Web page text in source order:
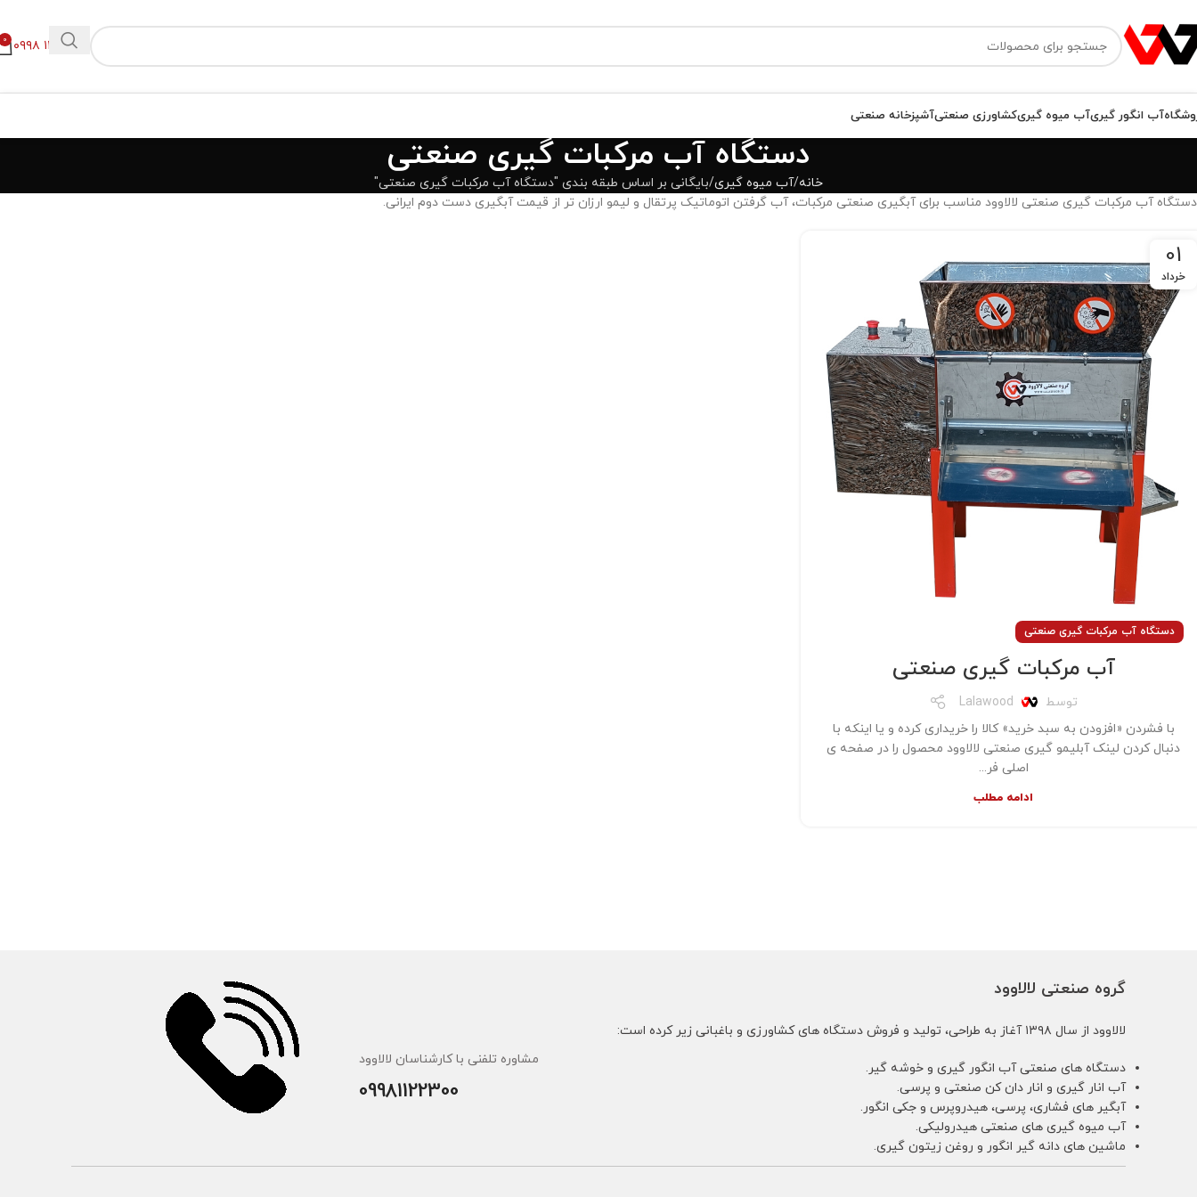
۰۹۹۸ ۱۱۲ ۲۳۰۰ 0
آب انگور گیریآب میوه گیریکشاورزی صنعتیآشپزخانه صنعتی
دستگاه آب مرکبات گیری صنعتی
خانه آب میوه گیری بایگانی بر اساس طبقه بندی "دستگاه آب مرکبات گیری صنعتی"
دستگاه آب مرکبات گیری صنعتی لالاوود مناسب برای آبگیری صنعتی مرکبات، آب گرفتن اتوماتیک پرتقال و لیمو ارزان تر از قیمت آبگیری دست دوم ایرانی.
01
خرداد
دستگاه آب مرکبات گیری صنعتی
آب مرکبات گیری صنعتی
توسط
Lalawood
با فشردن «افزودن به سبد خرید» کالا را خریداری کرده و یا اینکه با
دنبال کردن لینک آبلیمو گیری صنعتی لالاوود محصول را در صفحه ی
اصلی فر...
ادامه مطلب
گروه صنعتی لالاوود
لالاوود از سال ۱۳۹۸ آغاز به طراحی، تولید و فروش دستگاه های کشاورزی و باغبانی زیر کرده است:
دستگاه های صنعتی آب انگور گیری و خوشه گیر.
آب انار گیری و انار دان کن صنعتی و پرسی.
آبگیر های فشاری، پرسی، هیدروپرس و جکی انگور.
آب میوه گیری های صنعتی هیدرولیکی.
ماشین های دانه گیر انگور و روغن زیتون گیری.
مشاوره تلفنی با کارشناسان لالاوود
09981122300